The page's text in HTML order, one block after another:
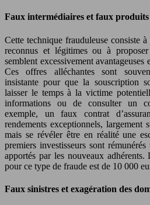
Faux intermédiaires et faux produits
Cette technique frauduleuse consiste à
reconnus et légitimes ou à
semblent excessivement
Ces offres alléchantes sont
insistante pour que la souscription
laisser le temps à la victime
informations ou de consulter un
exemple, un faux contrat
rendements exceptionnels, largement
mais se révéler être en réalité une
premiers investisseurs sont
apportés par les nouveaux
pour ce type de fraude est de 10 000
Faux sinistres et exagération des